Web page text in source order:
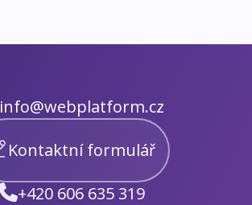
info@webplatform.cz
Kontaktní formulář
+420 606 635 319